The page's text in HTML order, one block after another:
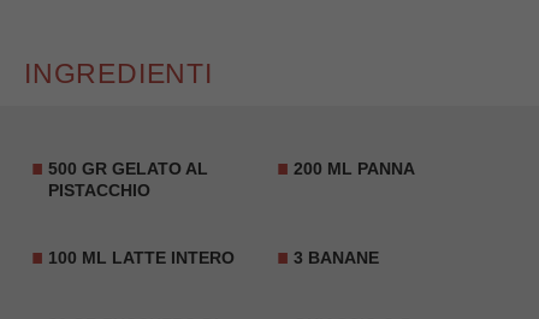
INGREDIENTI
500 GR GELATO AL
PISTACCHIO
200 ML PANNA
100 ML LATTE INTERO 3 BANANE